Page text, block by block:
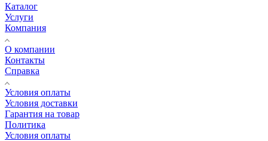
Каталог
Услуги
Компания
О компании
Контакты
Справка
Условия оплаты
Условия доставки
Гарантия на товар
Политика
Условия оплаты